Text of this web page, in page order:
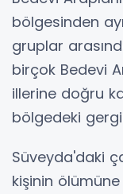
bölgesinden
gruplar
birçok Bedevi
illerine doğru
bölgedeki
Süveyda'daki
kişinin